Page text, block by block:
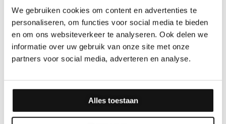
We gebruiken cookies om content en advertenties te
personaliseren, om functies voor social media te bieden
en om ons websiteverkeer te analyseren. Ook delen we
informatie over uw gebruik van onze site met onze
partners voor social media, adverteren en analyse.
Alles toestaan
Vous êtes curieux de connaître les
autres modèles ?